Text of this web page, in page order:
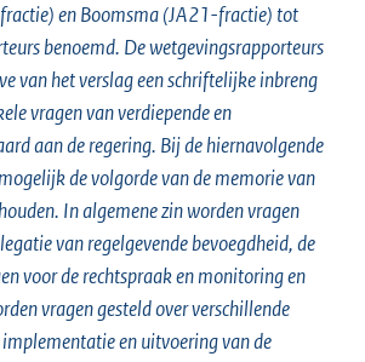
en Boomsma (JA21-fractie) tot
benoemd. De wetgevingsrapporteurs
van het verslag een schriftelijke inbreng
vragen van verdiepende en
aan de regering. Bij de hiernavolgende
de volgorde van de memorie van
In algemene zin worden vragen
van regelgevende bevoegdheid, de
voor de rechtspraak en monitoring en
vragen gesteld over verschillende
en uitvoering van de